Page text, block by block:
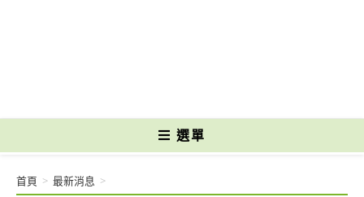
選單
首頁 > 最新消息 >